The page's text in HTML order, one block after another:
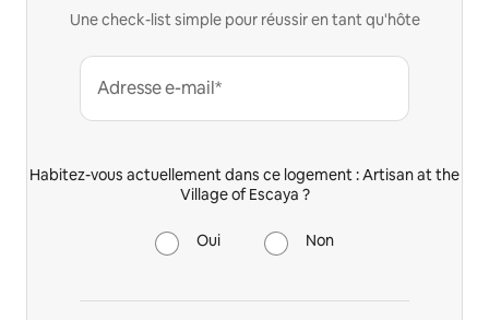
Une check-list simple pour réussir en tant qu'hôte
Adresse e-mail*
Habitez-vous actuellement dans ce logement : Artisan at the
Village of Escaya ?
Oui Non